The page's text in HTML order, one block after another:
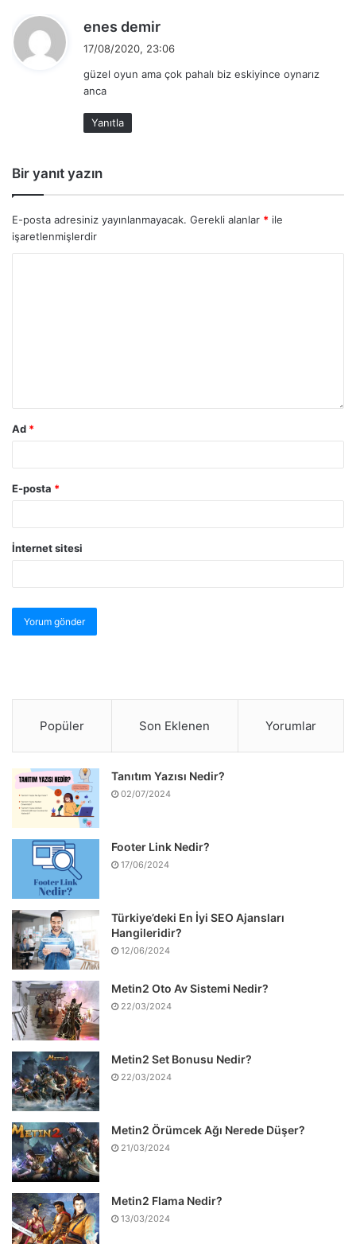
enes demir
i
17/08/2020, 23:06
güzel oyun ama çok pahalı biz eskiyince oynarız
anca
Yanıtla
Bir yanıt yazın
E-posta adresiniz yayınlanmayacak. Gerekli alanlar * ile
işaretlenmişlerdir
Ad *
E-posta *
İnternet sitesi
Popüler Son Eklenen Yorumlar
Tanıtım Yazısı Nedir?
02/07/2024
Footer Link Nedir?
17/06/2024
Türkiye’deki En İyi SEO Ajansları
Hangileridir?
12/06/2024
Metin2 Oto Av Sistemi Nedir?
22/03/2024
Metin2 Set Bonusu Nedir?
22/03/2024
Metin2 Örümcek Ağı Nerede Düşer?
21/03/2024
Metin2 Flama Nedir?
13/03/2024